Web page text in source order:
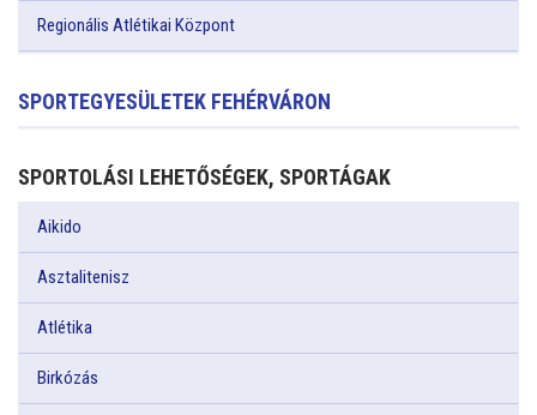
Regionális Atlétikai Központ
SPORTEGYESÜLETEK FEHÉRVÁRON
SPORTOLÁSI LEHETŐSÉGEK, SPORTÁGAK
Aikido
Asztalitenisz
Atlétika
Birkózás